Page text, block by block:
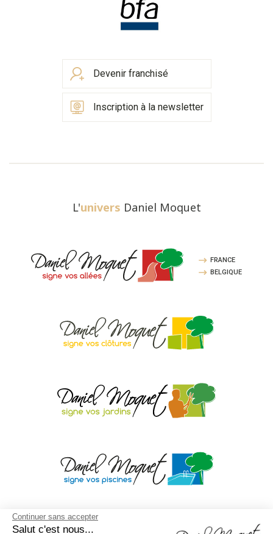
Continuer sans accepter
Salut c'est nous...
Devenir franchisé
Inscription à la newsletter
L'univers Daniel Moquet
FRANCE
BELGIQUE